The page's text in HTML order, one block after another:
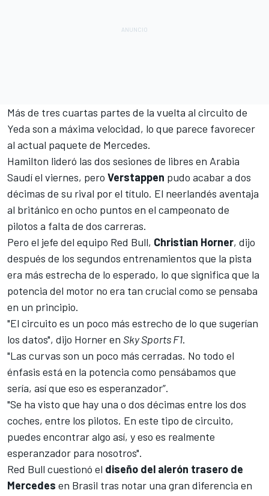
Más de tres cuartas partes de la vuelta al circuito de
Yeda son a máxima velocidad, lo que parece favorecer
al actual paquete de Mercedes.
Hamilton lideró las dos sesiones de libres en Arabia
Saudíel viernes, pero Verstappen pudo acabar a dos
décimas de su rival por el título. El neerlandés aventaja
al británico en ocho puntos en el campeonato de
pilotos a falta de dos carreras.
Pero el jefe del equipo Red Bull, Christian Horner, dijo
después de los segundos entrenamientos que la pista
era más estrecha de lo esperado, lo que significa que la
potencia del motor no era tan crucial como se pensaba
en un principio.
"El circuito es un poco más estrecho de lo que sugerían
los datos", dijo Horner en Sky Sports F1.
"Las curvas son un poco más cerradas. No todo el
énfasis está en la potencia como pensábamos que
sería, así que eso es esperanzador”.
"Se ha visto que hay una o dos décimas entre los dos
coches, entre los pilotos. En este tipo de circuito,
puedes encontrar algo así, y eso es realmente
esperanzador para nosotros".
Red Bull cuestionó el diseño del alerón trasero de
Mercedes en Brasil tras notar una gran diferencia en